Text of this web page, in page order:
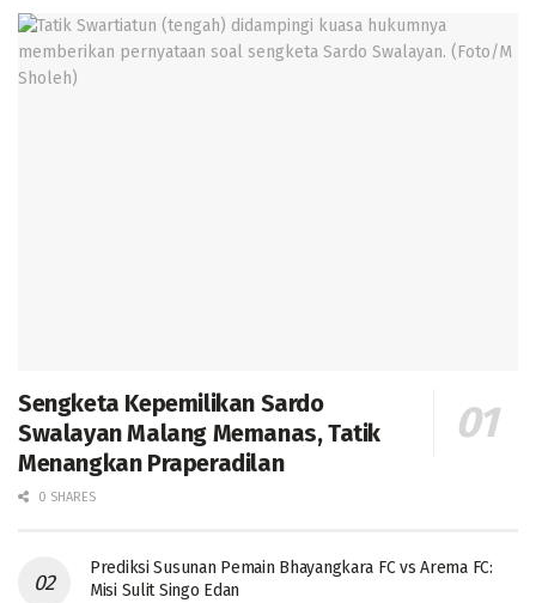
Sengketa Kepemilikan Sardo
Swalayan Malang Memanas, Tatik
Menangkan Praperadilan
0 SHARES
Prediksi Susunan Pemain Bhayangkara FC vs Arema FC:
Misi Sulit Singo Edan